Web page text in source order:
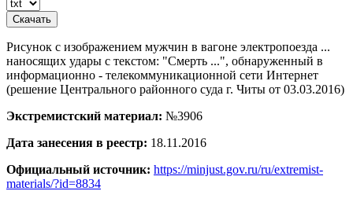
Рисунок с изображением мужчин в вагоне электропоезда ...
наносящих удары с текстом: "Смерть ...", обнаруженный в
информационно - телекоммуникационной сети Интернет
(решение Центрального районного суда г. Читы от 03.03.2016)
Экстремистский материал: №3906
Дата занесения в реестр: 18.11.2016
Официальный источник: https://minjust.gov.ru/ru/extremist-
materials/?id=8834